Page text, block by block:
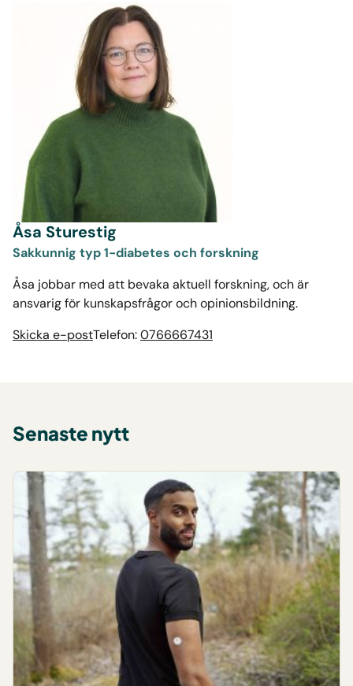
Åsa Sturestig
Sakkunnig typ 1-diabetes och forskning
Åsa jobbar med att bevaka aktuell forskning, och är
ansvarig för kunskapsfrågor och opinionsbildning.
Skicka e-postTelefon:0766667431
Senaste nytt